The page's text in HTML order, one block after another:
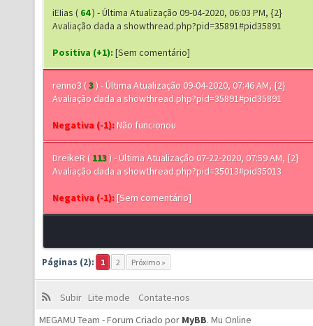
iEIias ( 64) - Última Atualização 09-04-2020, 06:03 PM, {2}
Avaliação dada a showthread.php?pid=35891#pid35891
Positiva (+1): [Sem comentário]
renno3 (3) - Última Atualização 09-04-2020, 07:46 AM, {2}
Avaliação dada a showthread.php?pid=35891#pid35891
Negativa (-1):Não funcionou
DreikeR ( 113) - Última Atualização 07-22-2020, 07:59 AM, {2}
Avaliação dada a showthread.php?pid=35013#pid35013
Negativa (-1):[Sem comentário]
Páginas (2): 1 2 Próximo »
Subir Lite mode
Contate-nos
MEGAMU Team - Forum Criado por MyBB. Mu Online